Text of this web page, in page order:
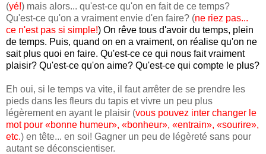
(yé!) mais alors... qu'est-ce qu'on en fait de ce temps?
Qu'est-ce qu'on a vraiment envie d'en faire? (ne riez pas...
ce n'est pas si simple!) On rêve tous d'avoir du temps, plein
de temps. Puis, quand on en a vraiment, on réalise qu'on ne
sait plus quoi en faire. Qu'est-ce ce qui nous fait vraiment
plaisir? Qu'est-ce qu'on aime? Qu'est-ce qui compte le plus?
Eh oui, si le temps va vite, il faut arrêter de se prendre les
pieds dans les fleurs du tapis et vivre un peu plus
légèrement en ayant le plaisir (vous pouvez inter changer le
mot pour «bonne humeur», «bonheur», «entrain», «sourire»,
etc.) en tête... en soi! Gagner un peu de légèreté sans pour
autant se déconscientiser.